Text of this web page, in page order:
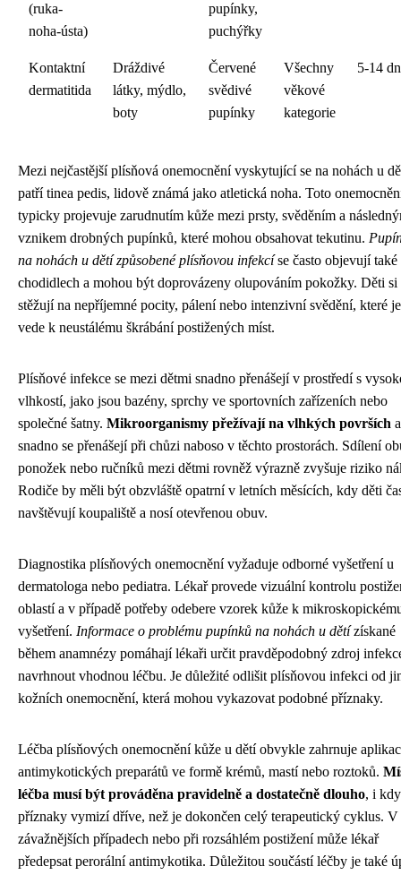
(ruka-
noha-ústa)
pupínky,
puchýřky
Kontaktní
dermatitida
Dráždivé
látky, mýdlo,
boty
Červené
svědivé
pupínky
Všechny
věkové
kategorie
5-14
Mezi nejčastější plísňová onemocnění vyskytující se na nohách u
patří tinea pedis, lidově známá jako atletická noha. Toto
typicky projevuje zarudnutím kůže mezi prsty, svěděním a
vznikem drobných pupínků, které mohou obsahovat tekutinu.
na nohách u dětí způsobené plísňovou infekcíse často objevují také
chodidlech a mohou být doprovázeny olupováním pokožky. Děti si
stěžují na nepříjemné pocity, pálení nebo intenzivní svědění, které je
vede k neustálému škrábání postižených míst.
Plísňové infekce se mezi dětmi snadno přenášejí v prostředí s
vlhkostí, jako jsou bazény, sprchy ve sportovních zařízeních nebo
společné šatny. Mikroorganismy přežívají na vlhkých površích a
snadno se přenášejí při chůzi naboso v těchto prostorách. Sdílení
ponožek nebo ručníků mezi dětmi rovněž výrazně zvyšuje riziko
Rodiče by měli být obzvláště opatrní v letních měsících, kdy děti
navštěvují koupaliště a nosí otevřenou obuv.
Diagnostika plísňových onemocnění vyžaduje odborné vyšetření u
dermatologa nebo pediatra. Lékař provede vizuální kontrolu
oblastí a v případě potřeby odebere vzorek kůže k
vyšetření. Informace o problému pupínků na nohách u dětízískané
během anamnézy pomáhají lékaři určit pravděpodobný zdroj
navrhnout vhodnou léčbu. Je důležité odlišit plísňovou infekci od
kožních onemocnění, která mohou vykazovat podobné příznaky.
Léčba plísňových onemocnění kůže u dětí obvykle zahrnuje
antimykotických preparátů ve formě krémů, mastí nebo roztoků.
léčba musí být prováděna pravidelně a dostatečně dlouho, i
příznaky vymizí dříve, než je dokončen celý terapeutický cyklus. V
závažnějších případech nebo při rozsáhlém postižení může lékař
předepsat perorální antimykotika. Důležitou součástí léčby je také